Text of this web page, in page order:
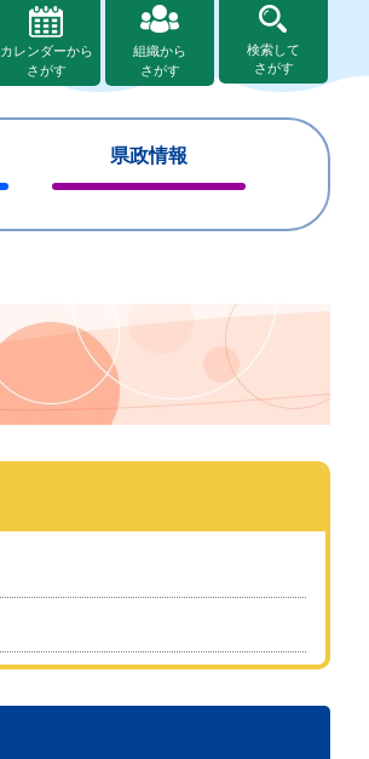
カレンダーから
さがす
組織から
さがす
検索して
さがす
県政情報
じ